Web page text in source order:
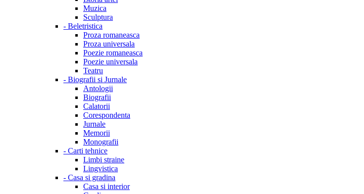
Muzica
Sculptura
- Beletristica
Proza romaneasca
Proza universala
Poezie romaneasca
Poezie universala
Teatru
- Biografii si Jurnale
Antologii
Biografii
Calatorii
Corespondenta
Jurnale
Memorii
Monografii
- Carti tehnice
Limbi straine
Lingvistica
- Casa si gradina
Casa si interior